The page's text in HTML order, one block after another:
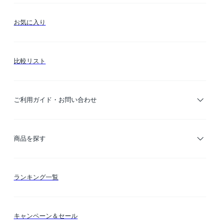
お気に入り
比較リスト
ご利用ガイド・お問い合わせ
ご利用ガイド
商品を探す
カテゴリー検索
ランキング一覧
キャンペーン＆セール